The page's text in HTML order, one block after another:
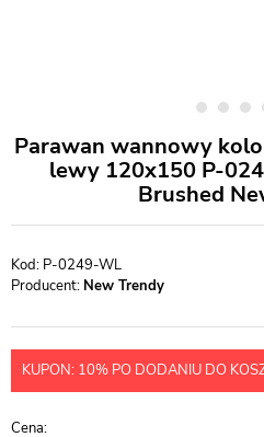
Parawan wannowy
lewy 120x150 P-
Brushed
P-0249-WL
Producent: New Trendy
KUPON: 10% PO DODANIU DO